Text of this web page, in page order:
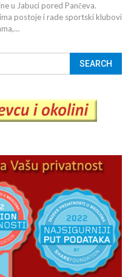
u Jabuci pored Pančeva.
postoje i rade sportski klubovi